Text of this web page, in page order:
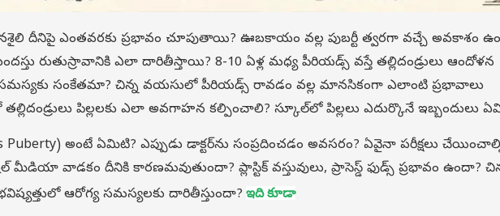
దీనిపై ఎంతవరకు ప్రభావం చూపుతాయి? ఊబకాయం వల్ల పుబర్టీ త్వరగా వచ్చే అవకాశం
రుతుస్రావానికి ఎలా దారితీస్తాయి? 8-10 ఏళ్ల మధ్య పీరియడ్స్ వస్తే తల్లిదండ్రులు ఆందోళన
సంకేతమా? చిన్న వయసులో పీరియడ్స్ రావడం వల్ల మానసికంగా ఎలాంటి ప్రభావాలు
పిల్లలకు ఎలా అవగాహన కల్పించాలి? స్కూల్‌లో పిల్లలు ఎదుర్కొనే ఇబ్బందులు
Puberty) అంటే ఏమిటి? ఎప్పుడు డాక్టర్‌ను సంప్రదించడం అవసరం? ఏవైనా పరీక్షలు
వాడకం దీనికి కారణమవుతుందా? ప్లాస్టిక్ వస్తువులు, ప్రాసెస్డ్ ఫుడ్స్ ప్రభావం ఉందా?
ఆరోగ్య సమస్యలకు దారితీస్తుందా? ఇది కూడా